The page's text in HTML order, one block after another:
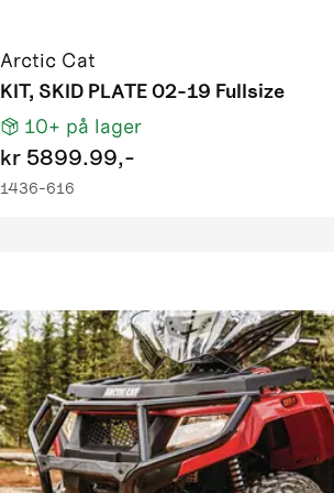
2009 500
2009 650
2009 700
2009 700
2009 700
2010
2010
2010
2010 1000
2010 550
2010 550
Arctic Cat
KIT, SKID PLATE 02-19 Fullsize
10+ på lager
kr 5899.99,-
1436-616